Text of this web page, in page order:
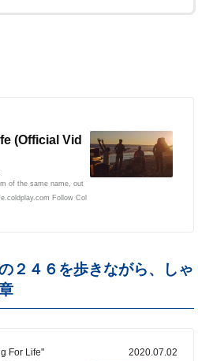
(Official Vid
of the same name, out
Follow Col
２４６を歩きながら、しゃ
For Life" 2020.07.02